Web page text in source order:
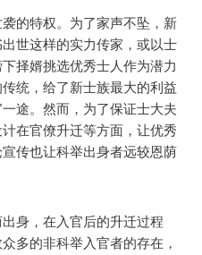
的特权。为了家声不坠，新
世这样的实力传家，或以士
择婿挑选优秀士人作为潜力
统，给了新士族最大的利益
途。然而，为了保证士大夫
在官僚升迁等方面，让优秀
传也让科举出身者远较恩荫
身，在入官后的升迁过程
多的非科举入官者的存在，